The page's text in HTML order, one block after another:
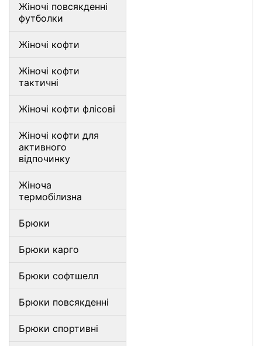
Жіночі повсякденні
футболки
Жіночі кофти
Жіночі кофти
тактичні
Жіночі кофти флісові
Жіночі кофти для
активного
відпочинку
Жіноча
термобілизна
Брюки
Брюки карго
Брюки софтшелл
Брюки повсякденні
Брюки спортивні